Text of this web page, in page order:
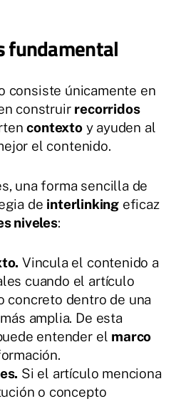
fundamental
consiste únicamente en
construir recorridos
contextoy ayuden al
el contenido.
una forma sencilla de
de interlinking eficaz
niveles:
Vincula el contenido a
cuando el artículo
concreto dentro de una
amplia. De esta
entender el marco
Si el artículo menciona
o concepto